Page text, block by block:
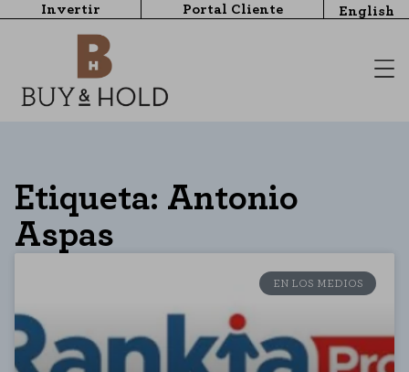
Invertir Portal Cliente English
Etiqueta: Antonio
Aspas
EN LOS MEDIOS